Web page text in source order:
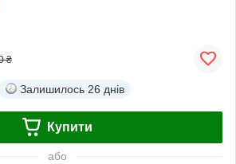
₴
Залишилось 26 днів
Купити
або